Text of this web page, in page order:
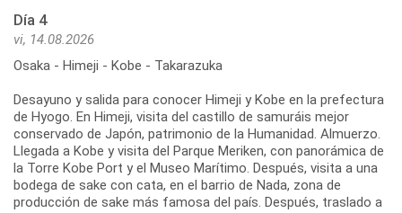
Día 4
vi, 14.08.2026
Osaka - Himeji - Kobe - Takarazuka
Desayuno y salida para conocer Himeji y Kobe en la prefectura
de Hyogo. En Himeji, visita del castillo de samuráis mejor
conservado de Japón, patrimonio de la Humanidad. Almuerzo.
Llegada a Kobe y visita del Parque Meriken, con panorámica de
la Torre Kobe Port y el Museo Marítimo. Después, visita a una
bodega de sake con cata, en el barrio de Nada, zona de
producción de sake más famosa del país. Después, traslado a